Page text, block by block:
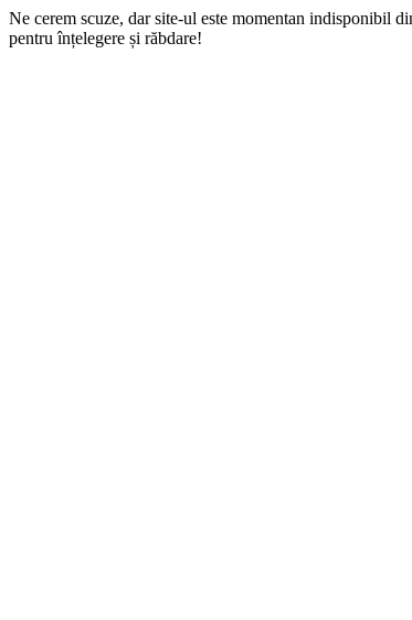
Ne cerem scuze, dar site-ul este momentan indisponibil
pentru înțelegere și răbdare!